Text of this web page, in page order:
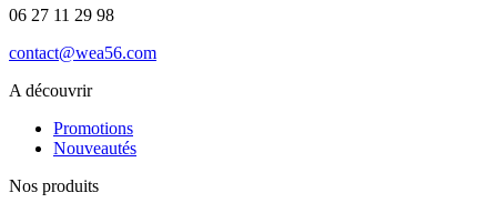
06 27 11 29 98
contact@wea56.com
A découvrir
Promotions
Nouveautés
Nos produits